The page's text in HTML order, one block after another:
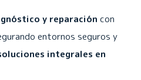
y reparación con
entornos seguros y
integrales en